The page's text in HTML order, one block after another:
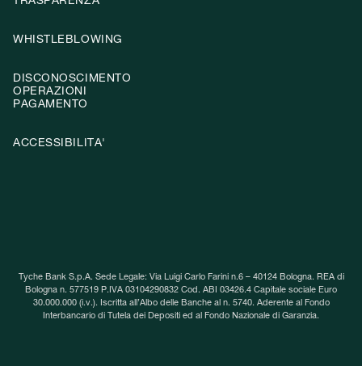
WHISTLEBLOWING
DISCONOSCIMENTO
OPERAZIONI
PAGAMENTO
ACCESSIBILITA'
Tyche Bank S.p.A. Sede Legale: Via Luigi Carlo Farini n.6 – 40124 Bologna. REA di
Bologna n. 577519 P.IVA 03104290832 Cod. ABI 03426.4 Capitale sociale Euro
30.000.000 (i.v.). Iscritta all’Albo delle Banche al n. 5740. Aderente al Fondo
Interbancario di Tutela dei Depositi ed al Fondo Nazionale di Garanzia.